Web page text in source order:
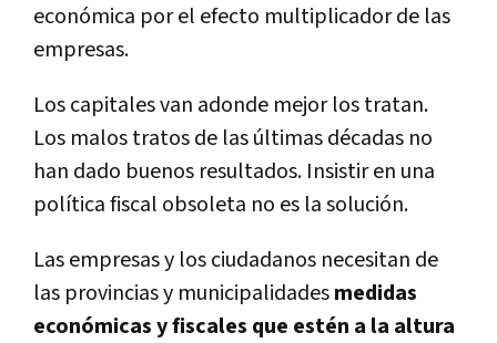
económica por el efecto multiplicador de las
empresas.
Los capitales van adonde mejor los tratan.
Los malos tratos de las últimas décadas no
han dado buenos resultados. Insistir en una
política fiscal obsoleta no es la solución.
Las empresas y los ciudadanos necesitan de
las provincias y municipalidadesmedidas
económicas y fiscales que estén a la altura